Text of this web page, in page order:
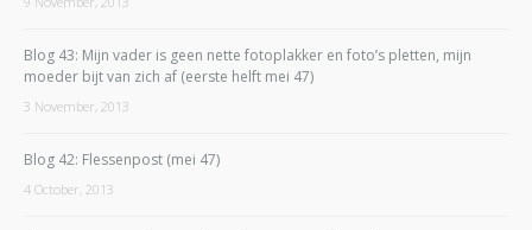
Blog 43: Mijn vader is geen nette fotoplakker en foto’s pletten, mijn
moeder bijt van zich af (eerste helft mei 47)
3 November, 2013
Blog 42: Flessenpost (mei 47)
4 October, 2013